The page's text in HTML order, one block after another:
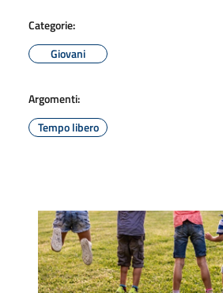
Categorie:
Giovani
Argomenti:
Tempo libero